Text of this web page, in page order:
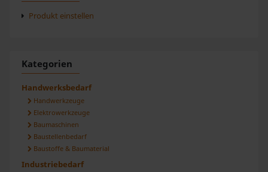
Verwendung unserer Website an unsere Partner für
weiteren Daten zusammen, die Sie ihnen bereitgestellt
gesammelt haben.
Produkt einstellen
Kategorien
Handwerksbedarf
Handwerkzeuge
Elektrowerkzeuge
Baumaschinen
Baustellenbedarf
Baustoffe & Baumaterial
Industriebedarf